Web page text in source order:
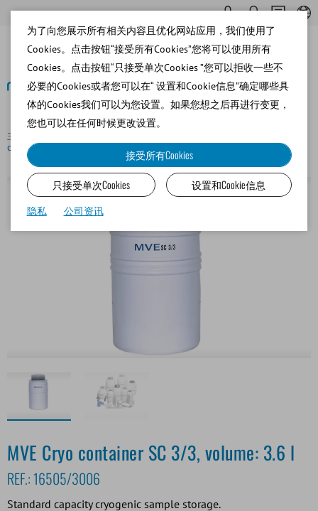
主页
container SC 3/3, volume: 3.6 l
返回
MVE Cryo container SC 3/3, volume: 3.6 l
REF.: 16505/3006
Standard capacity cryogenic sample storage.
为了向您展示所有相关内容且优化网站应用，我们使用了
Cookies。点击按钮“接受所有Cookies”您将可以使用所有
Cookies。点击按钮“只接受单次Cookies ”您可以拒收一些不
必要的Cookies或者您可以在“ 设置和Cookie信息”确定哪些具
体的Cookies我们可以为您设置。如果您想之后再进行变更，
您也可以在任何时候更改设置。
接受所有Cookies
只接受单次Cookies
设置和Cookie信息
隐私 公司资讯